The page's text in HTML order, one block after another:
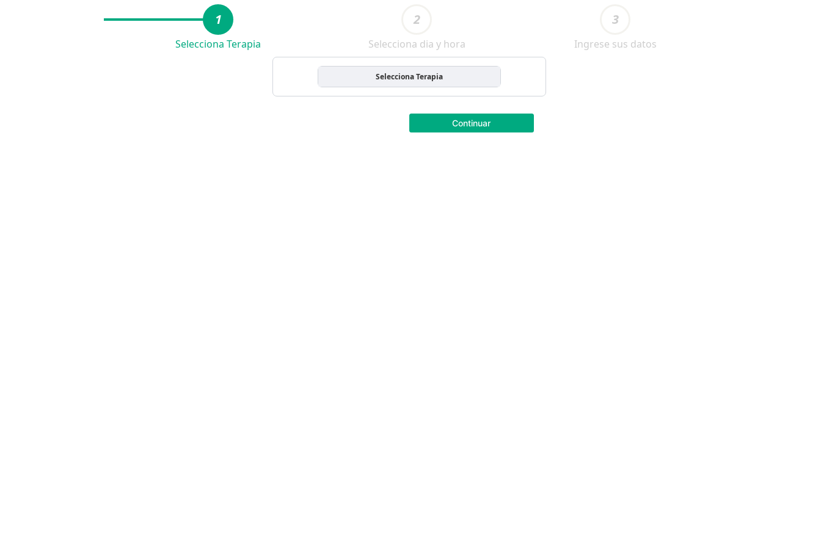
1
Selecciona Terapia
2
Selecciona dia y hora
3
Ingrese sus datos
Selecciona Terapia
Continuar